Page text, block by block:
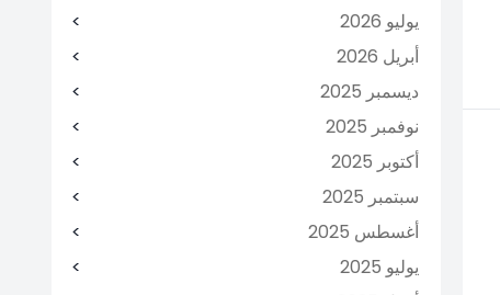
يوليو 2026
أبريل 2026
ديسمبر 2025
نوفمبر 2025
أكتوبر 2025
سبتمبر 2025
أغسطس 2025
يوليو 2025